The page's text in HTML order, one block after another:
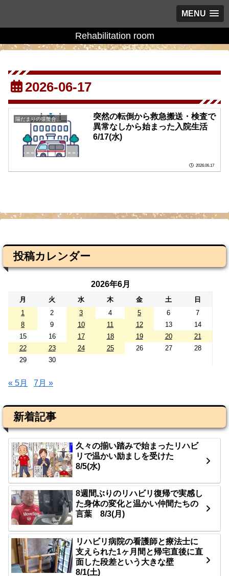
MENU
Rehabilitation room
2026-06-17
突然の転倒から救急搬送・検査で
異常なしから始まった入院生活
6/17(水)
2026.06.17
投稿カレンダー
2026年6月
月 火 水 木 金 土
日
1
2 3 4 5 6
7
8
9 10 11 12 13
14
15
16 17 18 19 20
21
22
23 24 25 26 27
28
29
30
« 5月 7月 »
新着記事
久々の揃い踏みで始まったリハビ
リで温かい励ましを受けた
8/5(水)
8週間ぶりのリハビリ復帰で実感し
た身体の変化と温かい仲間たちの
言葉 8/3(月)
リハビリ病院の看護師と療法士に
支えられた1ヶ月間と帰宅直後に直
面した段差という大きな壁
8/1(土)